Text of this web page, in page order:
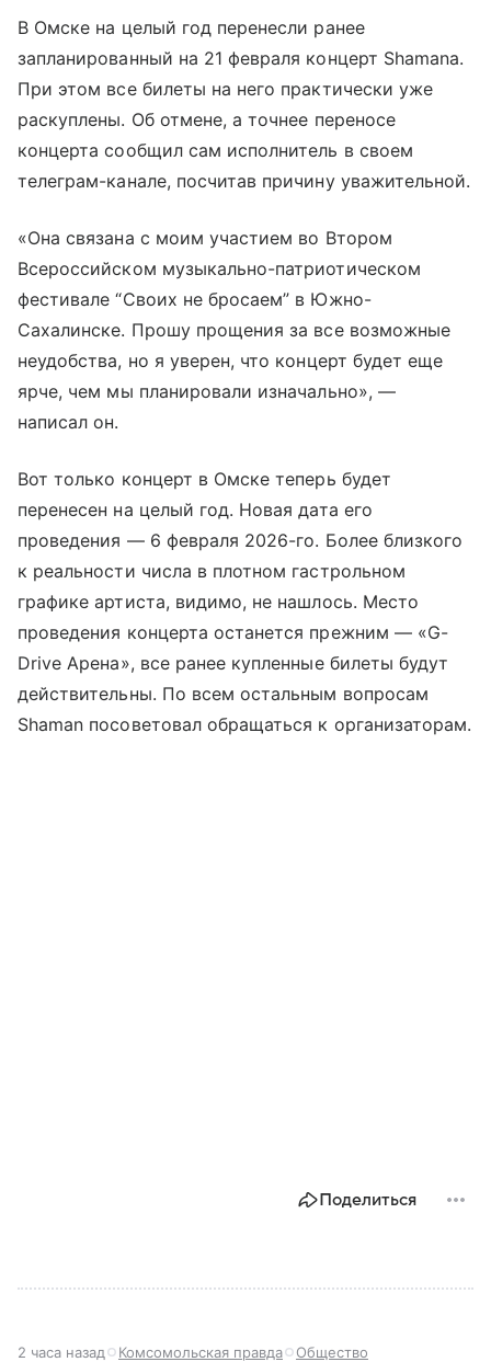
В Омске на целый год перенесли ранее
запланированный на 21 февраля концерт Shamanа.
При этом все билеты на него практически уже
раскуплены. Об отмене, а точнее переносе
концерта сообщил сам исполнитель в своем
телеграм-канале, посчитав причину уважительной.
«Она связана с моим участием во Втором
Всероссийском музыкально-патриотическом
фестивале “Своих не бросаем” в Южно-
Сахалинске. Прошу прощения за все возможные
неудобства, но я уверен, что концерт будет еще
ярче, чем мы планировали изначально», —
написал он.
Вот только концерт в Омске теперь будет
перенесен на целый год. Новая дата его
проведения — 6 февраля 2026-го. Более близкого
к реальности числа в плотном гастрольном
графике артиста, видимо, не нашлось. Место
проведения концерта останется прежним — «G-
Drive Арена», все ранее купленные билеты будут
действительны. По всем остальным вопросам
Shaman посоветовал обращаться к организаторам.
Поделиться
2 часа назад Комсомольская правда Общество